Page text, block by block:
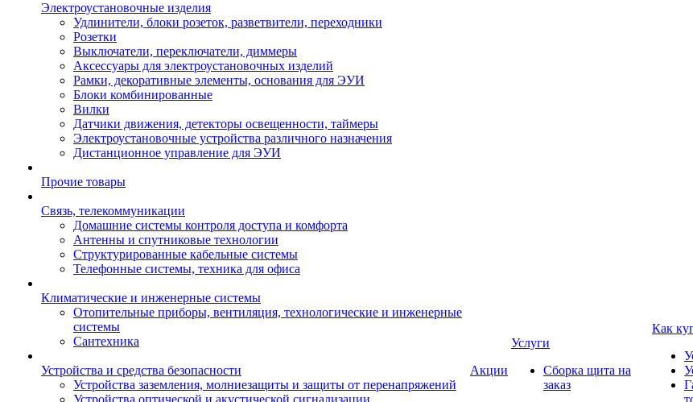
Электроустановочные изделия
Удлинители, блоки розеток, разветвители, переходники
Розетки
Выключатели, переключатели, диммеры
Аксессуары для электроустановочных изделий
Рамки, декоративные элементы, основания для ЭУИ
Блоки комбинированные
Вилки
Датчики движения, детекторы освещенности, таймеры
Электроустановочные устройства различного назначения
Дистанционное управление для ЭУИ
Прочие товары
Связь, телекоммуникации
Домашние системы контроля доступа и комфорта
Антенны и спутниковые технологии
Структурированные кабельные системы
Телефонные системы, техника для офиса
Климатические и инженерные системы
Отопительные приборы, вентиляция, технологические и инженерные
системы
Сантехника
Устройства и средства безопасности
Устройства заземления, молниезащиты и защиты от перенапряжений
Устройства оптической и акустической сигнализации
Акции
Услуги
Сборка щита на
заказ
Как